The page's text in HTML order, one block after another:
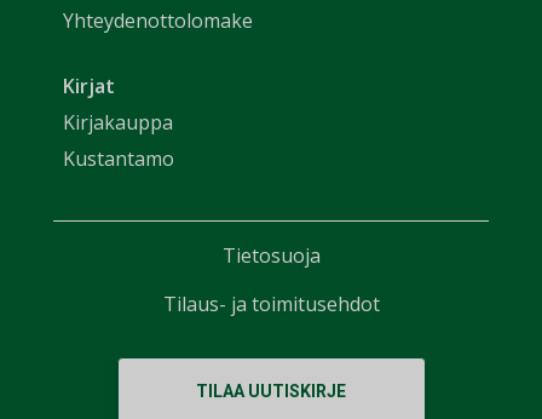
Yhteydenottolomake
Kirjat
Kirjakauppa
Kustantamo
TILAA UUTISKIRJE
Tietosuoja
Tilaus- ja toimitusehdot